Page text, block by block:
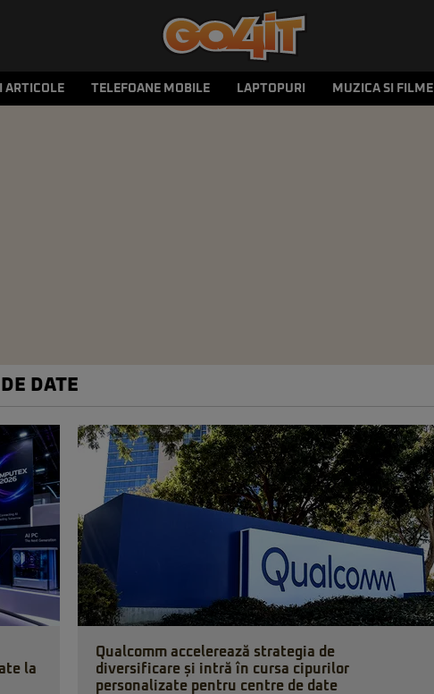
ARTICOLE TELEFOANE MOBILE LAPTOPURI MUZICA SI FILME
DATE
la
Qualcomm accelerează strategia de
diversificare și intră în cursa cipurilor
personalizate pentru centre de date